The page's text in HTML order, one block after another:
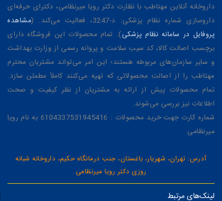
داروخانه آنلاین مهتاطب با نظارت دکتر رویا میرنظامی، دکترای حرفه‌ای
داروسازی شماره نظام پزشکی: د-3247، فعالیت می‌کند. (
مشاهده
پروفایل در سامانه نظام پزشکی). تمام محصولات این فروشگاه دارای
برچسب اصالت کالا، کد سیب سلامت و پروانه رسمی از وزارت بهداشت
و سایر سازمان‌های مربوطه هستند؛ این امر می‌تواند مشتریان محترم
مهتاطب را از اصالت محصولاتی که تهیه می‌کنند کاملاً مطمئن سازد.
تمام محصولات پیش از ارائه به مشتریان از نظر کیفیت و صحت
اطلاعات نیز بررسی می‌شوند.
شماره کارت جهت خرید محصولات : 6104337531945416 به نام رویا
میرنظامی
آدرس: تهران، شهریار، باغستان، جنب درمانگاه حکیم، داروخانه شبانه
روزی دکتر رویا میرنظامی
لینک‌های مرتبط